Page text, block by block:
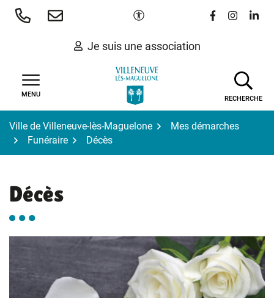
Aller
Paramètres d'accessibilité
Lien vers le
Lien vers
Lien
Je suis une association
MENU
RECHERCHE
Ville de Villeneuve-lès-Maguelone
Mes démarches
Funéraire
Décès
Décès